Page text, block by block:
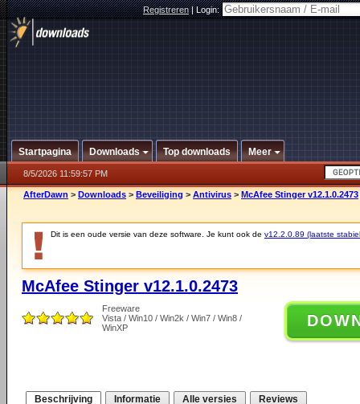
Registreren|Login:
Startpagina Downloads Top downloads Meer
8/5/2026 11:59:57 PM
AfterDawn > Downloads > Beveiliging > Antivirus > McAfee Stinger v12.1.0.2473
Dit is een oude versie van deze software. Je kunt ook de v12.2.0.89 (laatste
McAfee Stinger v12.1.0.2473
Freeware
Vista / Win10 / Win2k / Win7 / Win8 /
WinXP
Beschrijving Informatie Alle versies Reviews